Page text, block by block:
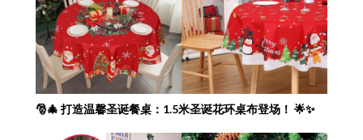
🎅🎄 打造温馨圣诞餐桌：1.5米圣诞花环桌布登场！ 🌟✨